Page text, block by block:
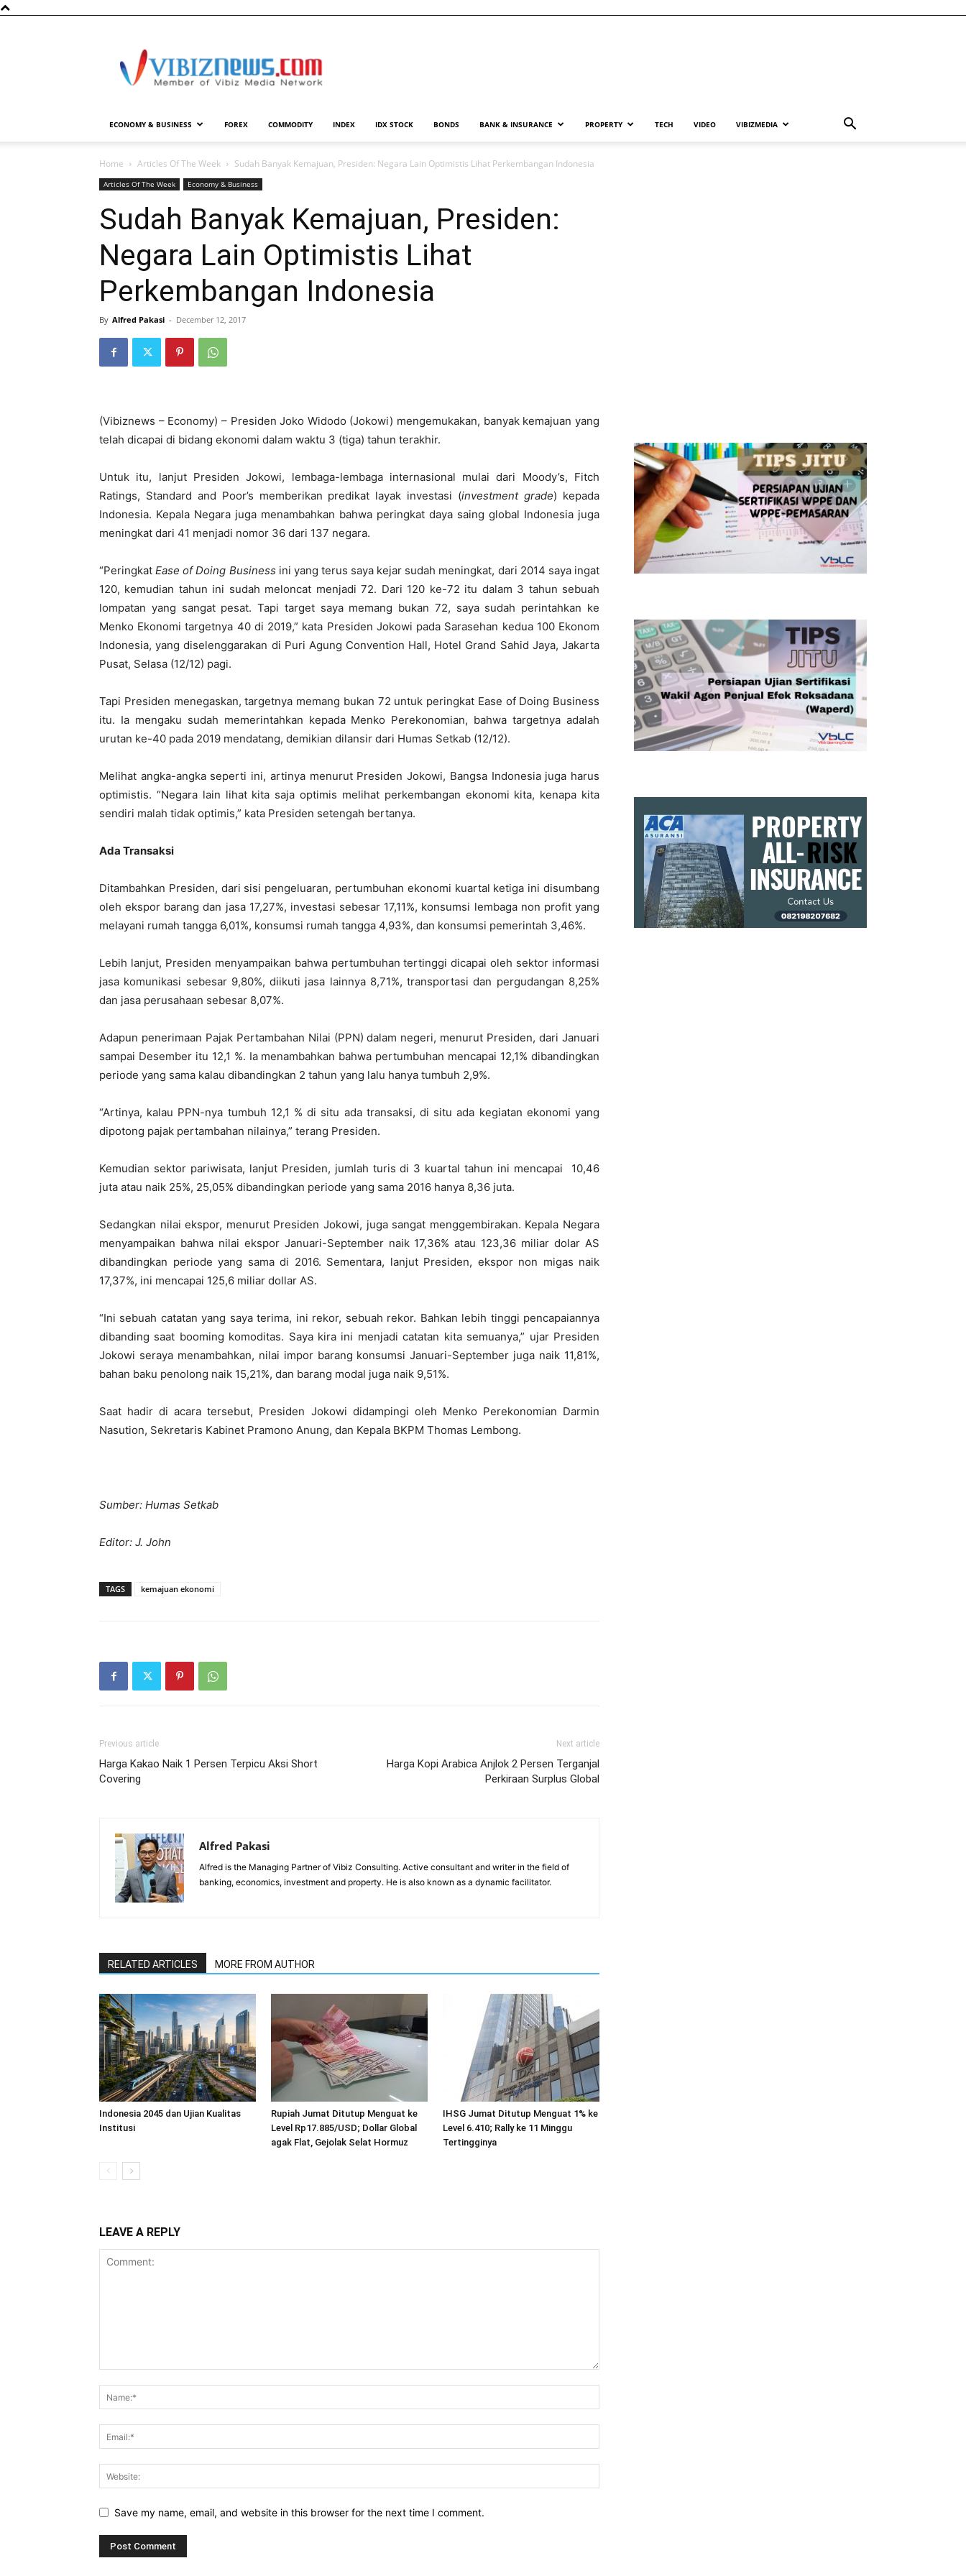
ECONOMY & BUSINESS FOREX COMMODITY INDEX IDX STOCK BONDS BANK & INSURANCE PROPERTY TECH VIDEO VIBIZMEDIA
Home Articles Of The Week Sudah Banyak Kemajuan, Presiden: Negara Lain Optimistis Lihat Perkembangan Indonesia
Articles Of The Week Economy & Business
Sudah Banyak Kemajuan, Presiden:
Negara Lain Optimistis Lihat
Perkembangan Indonesia
By Alfred Pakasi - December 12, 2017
(Vibiznews – Economy) – Presiden Joko Widodo (Jokowi) mengemukakan, banyak kemajuan yang
telah dicapai di bidang ekonomi dalam waktu 3 (tiga) tahun terakhir.
Untuk itu, lanjut Presiden Jokowi, lembaga-lembaga internasional mulai dari Moody’s, Fitch
Ratings, Standard and Poor’s memberikan predikat layak investasi (investment grade) kepada
Indonesia. Kepala Negara juga menambahkan bahwa peringkat daya saing global Indonesia juga
meningkat dari 41 menjadi nomor 36 dari 137 negara.
“PeringkatEase of Doing Business ini yang terus saya kejar sudah meningkat, dari 2014 saya ingat
120, kemudian tahun ini sudah meloncat menjadi 72. Dari 120 ke-72 itu dalam 3 tahun sebuah
lompatan yang sangat pesat. Tapi target saya memang bukan 72, saya sudah perintahkan ke
Menko Ekonomi targetnya 40 di 2019,” kata Presiden Jokowi pada Sarasehan kedua 100 Ekonom
Indonesia, yang diselenggarakan di Puri Agung Convention Hall, Hotel Grand Sahid Jaya, Jakarta
Pusat, Selasa (12/12) pagi.
Tapi Presiden menegaskan, targetnya memang bukan 72 untuk peringkat Ease of Doing Business
itu. Ia mengaku sudah memerintahkan kepada Menko Perekonomian, bahwa targetnya adalah
urutan ke-40 pada 2019 mendatang, demikian dilansir dari Humas Setkab (12/12).
Melihat angka-angka seperti ini, artinya menurut Presiden Jokowi, Bangsa Indonesia juga harus
optimistis. “Negara lain lihat kita saja optimis melihat perkembangan ekonomi kita, kenapa kita
sendiri malah tidak optimis,” kata Presiden setengah bertanya.
Ada Transaksi
Ditambahkan Presiden, dari sisi pengeluaran, pertumbuhan ekonomi kuartal ketiga ini disumbang
oleh ekspor barang dan jasa 17,27%, investasi sebesar 17,11%, konsumsi lembaga non profit yang
melayani rumah tangga 6,01%, konsumsi rumah tangga 4,93%, dan konsumsi pemerintah 3,46%.
Lebih lanjut, Presiden menyampaikan bahwa pertumbuhan tertinggi dicapai oleh sektor informasi
jasa komunikasi sebesar 9,80%, diikuti jasa lainnya 8,71%, transportasi dan pergudangan 8,25%
dan jasa perusahaan sebesar 8,07%.
Adapun penerimaan Pajak Pertambahan Nilai (PPN) dalam negeri, menurut Presiden, dari Januari
sampai Desember itu 12,1 %. Ia menambahkan bahwa pertumbuhan mencapai 12,1% dibandingkan
periode yang sama kalau dibandingkan 2 tahun yang lalu hanya tumbuh 2,9%.
“Artinya, kalau PPN-nya tumbuh 12,1 % di situ ada transaksi, di situ ada kegiatan ekonomi yang
dipotong pajak pertambahan nilainya,” terang Presiden.
Kemudian sektor pariwisata, lanjut Presiden, jumlah turis di 3 kuartal tahun ini mencapai 10,46
juta atau naik 25%, 25,05% dibandingkan periode yang sama 2016 hanya 8,36 juta.
Sedangkan nilai ekspor, menurut Presiden Jokowi, juga sangat menggembirakan. Kepala Negara
menyampaikan bahwa nilai ekspor Januari-September naik 17,36% atau 123,36 miliar dolar AS
dibandingkan periode yang sama di 2016. Sementara, lanjut Presiden, ekspor non migas naik
17,37%, ini mencapai 125,6 miliar dollar AS.
“Ini sebuah catatan yang saya terima, ini rekor, sebuah rekor. Bahkan lebih tinggi pencapaiannya
dibanding saat booming komoditas. Saya kira ini menjadi catatan kita semuanya,” ujar Presiden
Jokowi seraya menambahkan, nilai impor barang konsumsi Januari-September juga naik 11,81%,
bahan baku penolong naik 15,21%, dan barang modal juga naik 9,51%.
Saat hadir di acara tersebut, Presiden Jokowi didampingi oleh Menko Perekonomian Darmin
Nasution, Sekretaris Kabinet Pramono Anung, dan Kepala BKPM Thomas Lembong.
Sumber: Humas Setkab
Editor: J. John
TAGS kemajuan ekonomi
Previous article
Harga Kakao Naik 1 Persen Terpicu Aksi Short
Covering
Next article
Harga Kopi Arabica Anjlok 2 Persen Terganjal
Perkiraan Surplus Global
Alfred Pakasi
Alfred is the Managing Partner of Vibiz Consulting. Active consultant and writer in the field of
banking, economics, investment and property. He is also known as a dynamic facilitator.
RELATED ARTICLES MORE FROM AUTHOR
Indonesia 2045 dan Ujian Kualitas
Institusi
Rupiah Jumat Ditutup Menguat ke
Level Rp17.885/USD; Dollar Global
agak Flat, Gejolak Selat Hormuz
IHSG Jumat Ditutup Menguat 1% ke
Level 6.410; Rally ke 11 Minggu
Tertingginya
LEAVE A REPLY
Save my name, email, and website in this browser for the next time I comment.